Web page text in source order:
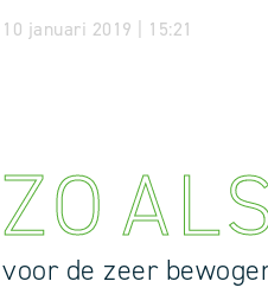
10 januari 2019 | 15:21
ZO
voor de zeer